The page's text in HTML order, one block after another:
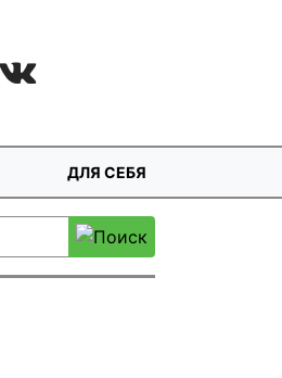
ДЛЯ СЕБЯ